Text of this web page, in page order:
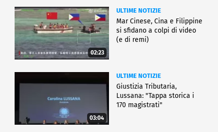
02:23
ULTIME NOTIZIE
Mar Cinese, Cina e Filippine
si sfidano a colpi di video
(e di remi)
03:04
ULTIME NOTIZIE
Giustizia Tributaria,
Lussana: "Tappa storica i
170 magistrati"